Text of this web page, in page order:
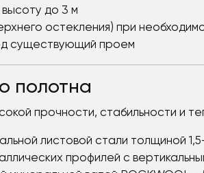
до 3 м
остекления) при
существующий проем
полотна
прочности, стабильности и
листовой стали толщиной
профилей с